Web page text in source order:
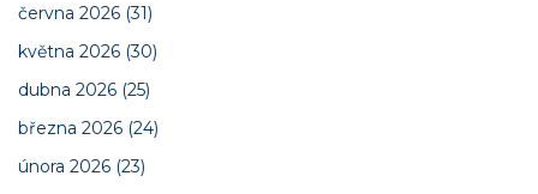
června 2026 (31)
května 2026 (30)
dubna 2026 (25)
března 2026 (24)
února 2026 (23)